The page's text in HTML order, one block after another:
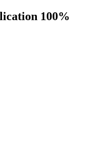
100%